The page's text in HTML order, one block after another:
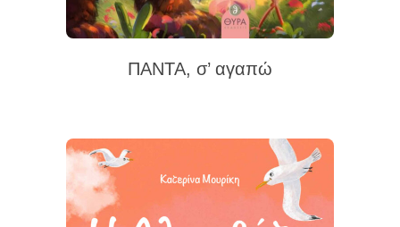
ΠΑΝΤΑ, σ’ αγαπώ